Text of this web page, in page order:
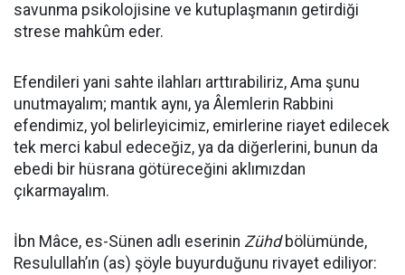
savunma psikolojisine ve kutuplaşmanın getirdiği
strese mahkûm eder.
Efendileri yani sahte ilahları arttırabiliriz, Ama şunu
unutmayalım; mantık aynı, ya Âlemlerin Rabbini
efendimiz, yol belirleyicimiz, emirlerine riayet edilecek
tek merci kabul edeceğiz, ya da diğerlerini, bunun da
ebedi bir hüsrana götüreceğini aklımızdan
çıkarmayalım.
İbn Mâce, es-Sünen adlı eserinin Zühdbölümünde,
Resulullah’ın (as) şöyle buyurduğunu rivayet ediliyor: